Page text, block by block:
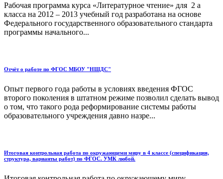
Рабочая программа курса «Литературное чтение» для 2 а
класса на 2012 – 2013 учебный год разработана на основе
Федерального государ­ственного образовательного стандарта
программы начального...
Отчёт о работе по ФГОС МБОУ "НШДС"
Опыт первого года работы в условиях введения ФГОС
второго поколения в штатном режиме позволил сделать вывод
о том, что такого рода реформирование системы работы
образовательного учреждения давно назре...
Итоговая контрольная работа по окружающеми миру в 4 классе (спецификация,
структура, варианты работ) по ФГОС. УМК любой.